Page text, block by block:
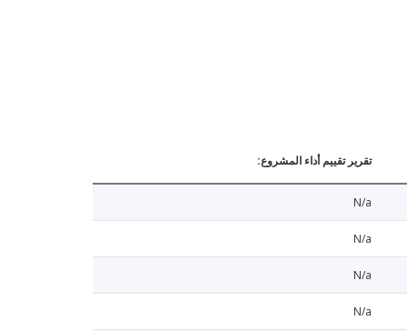
تقرير تقييم أداء المشروع:
N/a
N/a
N/a
N/a